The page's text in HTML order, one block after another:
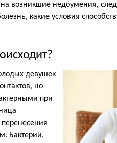
возникшие недоумения,
какие условия
девушек
но
при
перенесения
Бактерии,